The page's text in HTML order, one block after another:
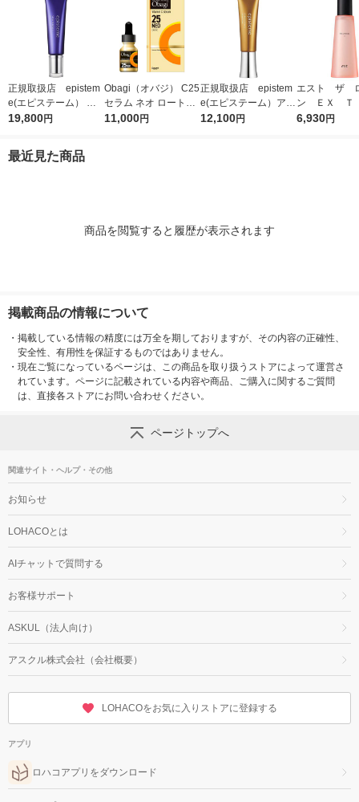
正規取扱店 epistem
e(エピステーム） ス
テムサイエンスアイ 1
19,800円
Obagi（オバジ） C25
セラム ネオ ロート製
薬
11,000円
正規取扱店 epistem
e(エピステーム）アイ
パーフェクトショット
12,100円
エスト ザ
ン ＥＸ Ｔ
りハリ弾力の
6,930円
最近見た商品
商品を閲覧すると履歴が表示されます
掲載商品の情報について
・ 掲載している情報の精度には万全を期しておりますが、その内容の正確性、
安全性、有用性を保証するものではありません。
・ 現在ご覧になっているページは、この商品を取り扱うストアによって運営さ
れています。ページに記載されている内容や商品、ご購入に関するご質問
は、直接各ストアにお問い合わせください。
ページトップへ
関連サイト・ヘルプ・その他
お知らせ
LOHACOとは
AIチャットで質問する
お客様サポート
ASKUL（法人向け）
アスクル株式会社（会社概要）
LOHACOをお気に入りストアに登録する
アプリ
ロハコアプリをダウンロード